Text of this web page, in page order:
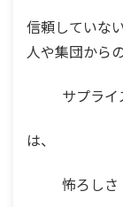
信頼していな
人や集団から
サプライ
は、
怖ろしさ